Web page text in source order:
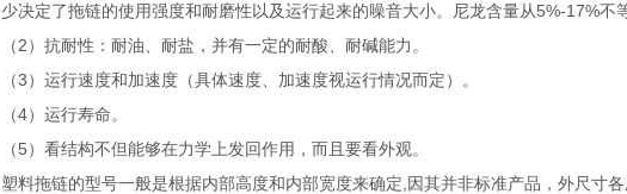
少决定了拖链的使用强度和耐磨性以及运行起来的噪音大小。尼龙含量从5%-17%不
（ 2 ）抗耐性：耐油、耐盐，并有一定的耐酸、耐碱能力。
（3 ）运行速度和加速度（具体速度、加速度视运行情况而定）。
（4）运行寿命。
（5 ）看结构不但能够在力学上发回作用，而且要看外观。
塑料拖链的型号一般是根据内部高度和内部宽度来确定 因其并非标准产品，外尺寸